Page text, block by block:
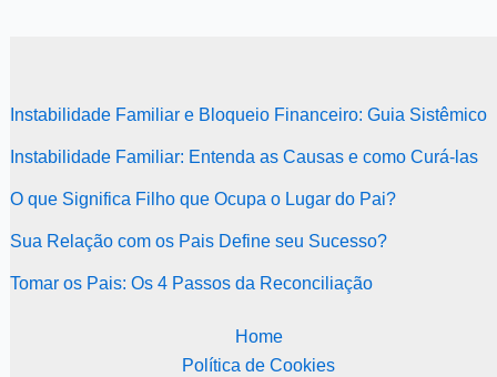
Instabilidade Familiar e Bloqueio Financeiro: Guia Sistêmico
Instabilidade Familiar: Entenda as Causas e como Curá-las
O que Significa Filho que Ocupa o Lugar do Pai?
Sua Relação com os Pais Define seu Sucesso?
Tomar os Pais: Os 4 Passos da Reconciliação
Home
Política de Cookies